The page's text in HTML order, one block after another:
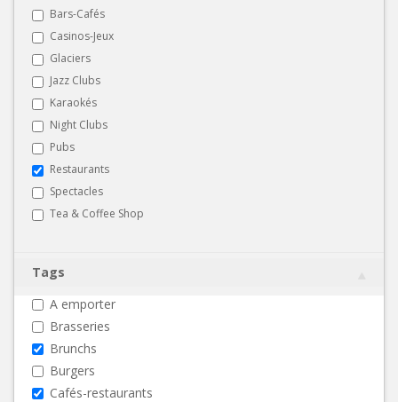
Bars-Cafés
Casinos-Jeux
Glaciers
Jazz Clubs
Karaokés
Night Clubs
Pubs
Restaurants
Spectacles
Tea & Coffee Shop
Tags
A emporter
Brasseries
Brunchs
Burgers
Cafés-restaurants